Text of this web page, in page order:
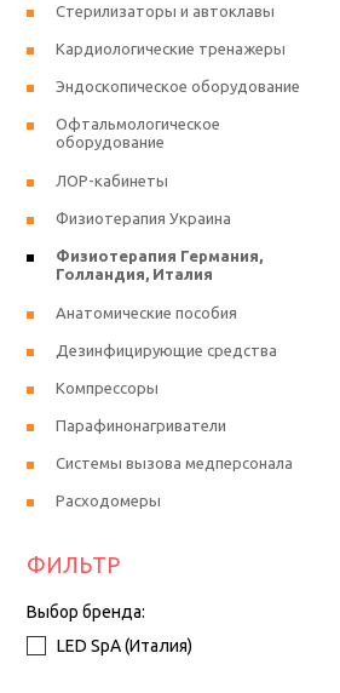
Стерилизаторы и автоклавы
Кардиологические тренажеры
Эндоскопическое оборудование
Офтальмологическое
оборудование
ЛОР-кабинеты
Физиотерапия Украина
Физиотерапия Германия,
Голландия, Италия
Анатомические пособия
Дезинфицирующие средства
Компрессоры
Парафинонагриватели
Системы вызова медперсонала
Расходомеры
ФИЛЬТР
Выбор бренда:
LED SpA (Италия)